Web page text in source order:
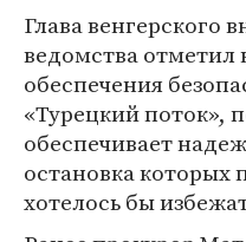
Глава венгерского
ведомства отметил
обеспечения
«Турецкий поток»,
обеспечивает
остановка которых
хотелось бы